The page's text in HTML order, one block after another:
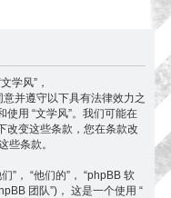
学风”，
并遵守以下具有法律效力之
用 “文学风”。我们可能在
改变这些条款，您在条款改
些条款。
”， “他们的”， “phpBB 软
团队”)， 这是一个使用 “